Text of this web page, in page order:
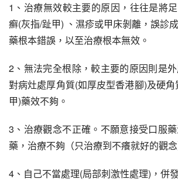
1、治療無效較主要的原因，往往是將
癬(灰指/趾甲) 、濕疹或甲床剝離，誤診
藥根本錯誤，以至治療根本無效。
2、無法完全根除，較主要的原因則是
對病灶處厚角質(如厚皮型香港腳)及硬
甲)藥效不夠。
3、治療觀念不正確。不願意接受口服
藥，治療不夠（只治療到不癢就好的觀念
4、自己不當處理(局部刺激性處理)，併